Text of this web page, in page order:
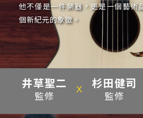
他不僅是一件樂器，更是一個藝術
個新紀元的象徵。
井草聖二
監修 X 杉田健司
監修